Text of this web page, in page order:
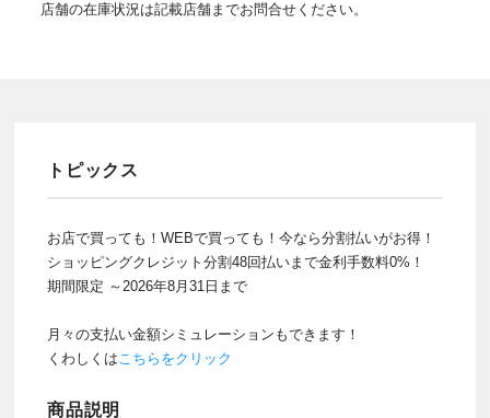
店舗の在庫状況は記載店舗までお問合せください。
トピックス
お店で買っても！WEBで買っても！今なら分割払いがお得！
ショッピングクレジット分割48回払いまで金利手数料0%！
期間限定 ～2026年8月31日まで
月々の支払い金額シミュレーションもできます！
くわしくはこちらをクリック
商品説明